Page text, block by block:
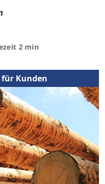
2 min
für Kunden